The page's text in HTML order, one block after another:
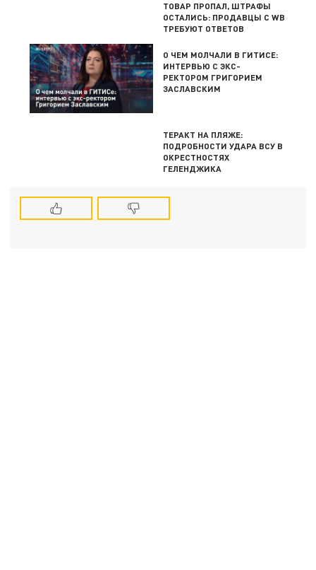
ТОВАР ПРОПАЛ, ШТРАФЫ
ОСТАЛИСЬ: ПРОДАВЦЫ С WB
ТРЕБУЮТ ОТВЕТОВ
О ЧЕМ МОЛЧАЛИ В ГИТИСЕ:
ИНТЕРВЬЮ С ЭКС-
РЕКТОРОМ ГРИГОРИЕМ
ЗАСЛАВСКИМ
ТЕРАКТ НА ПЛЯЖЕ:
ПОДРОБНОСТИ УДАРА ВСУ В
ОКРЕСТНОСТЯХ
ГЕЛЕНДЖИКА